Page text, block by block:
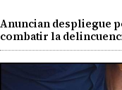
Anuncian despliegue
combatir la